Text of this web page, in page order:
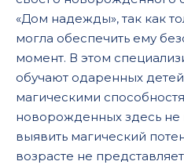
«Дом надежды», так как
могла обеспечить ему
момент. В этом
обучают одаренных
магическими
новорожденных здесь не
выявить магический
возрасте не